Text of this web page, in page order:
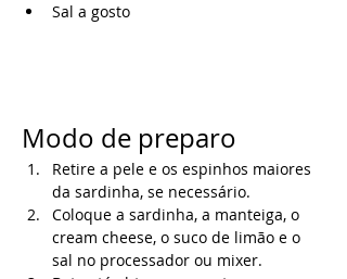
Sal a gosto
Modo de preparo
Retire a pele e os espinhos maiores
da sardinha, se necessário.
Coloque a sardinha, a manteiga, o
cream cheese, o suco de limão e o
sal no processador ou mixer.